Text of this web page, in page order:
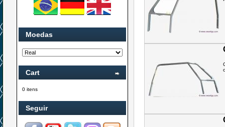
Moedas
Cart
0 itens
Seguir